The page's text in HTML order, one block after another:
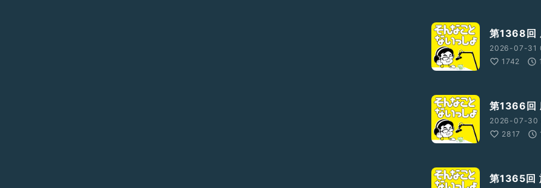
第1368回
2026-07-31
1742
第1366回
2026-07-30
2817
第1365回